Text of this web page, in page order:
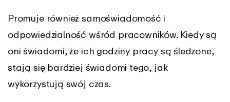
Promuje również samoświadomość i
odpowiedzialność wśród pracowników. Kiedy są
oni świadomi, że ich godziny pracy są śledzone,
stają się bardziej świadomi tego, jak
wykorzystują swój czas.